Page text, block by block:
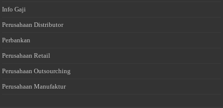
Info Gaji
Perusahaan Distributor
Perbankan
Perusahaan Retail
Perusahaan Outsourching
Perusahaan Manufaktur